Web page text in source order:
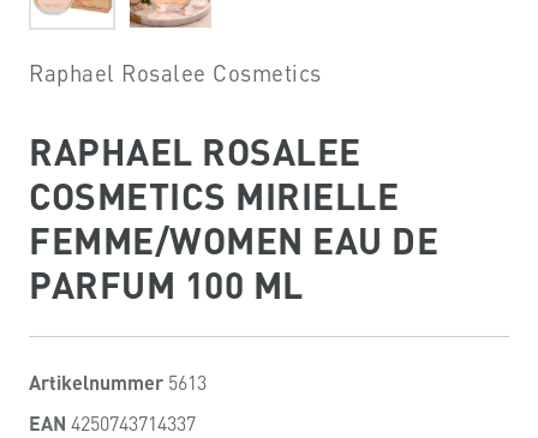
Raphael Rosalee Cosmetics
RAPHAEL ROSALEE
COSMETICS MIRIELLE
FEMME/WOMEN EAU DE
PARFUM 100 ML
Artikelnummer 5613
EAN 4250743714337